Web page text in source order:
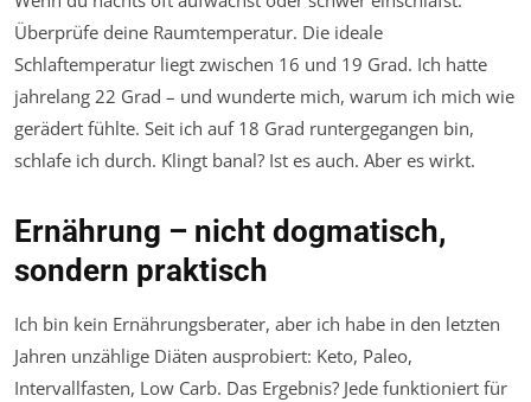
Überprüfe deine Raumtemperatur. Die ideale
Schlaftemperatur liegt zwischen 16 und 19 Grad. Ich hatte
jahrelang 22 Grad – und wunderte mich, warum ich mich wie
gerädert fühlte. Seit ich auf 18 Grad runtergegangen bin,
schlafe ich durch. Klingt banal? Ist es auch. Aber es wirkt.
Ernährung – nicht dogmatisch,
sondern praktisch
Ich bin kein Ernährungsberater, aber ich habe in den letzten
Jahren unzählige Diäten ausprobiert: Keto, Paleo,
Intervallfasten, Low Carb. Das Ergebnis? Jede funktioniert für